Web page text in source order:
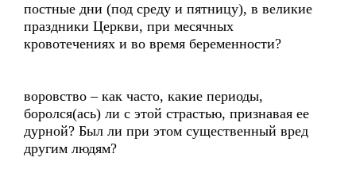
постные дни (под среду и пятницу), в великие
праздники Церкви, при месячных
кровотечениях и во время беременности?
воровство – как часто, какие периоды,
боролся(ась) ли с этой страстью, признавая ее
дурной? Был ли при этом существенный вред
другим людям?